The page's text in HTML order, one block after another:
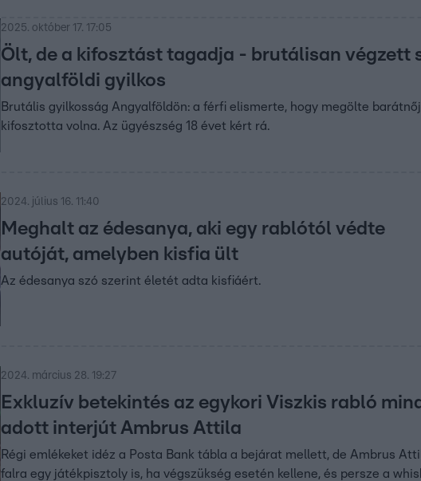
2025. október 17. 17:05
Ölt, de a kifosztást tagadja - brutálisan végzett
angyalföldi gyilkos
Brutális gyilkosság Angyalföldön: a férfi elismerte, hogy megölte
kifosztotta volna. Az ügyészség 18 évet kért rá.
2024. július 16. 11:40
Meghalt az édesanya, aki egy rablótól védte
autóját, amelyben kisfia ült
Az édesanya szó szerint életét adta kisfiáért.
2024. március 28. 19:27
Exkluzív betekintés az egykori Viszkis rabló
adott interjút Ambrus Attila
Régi emlékeket idéz a Posta Bank tábla a bejárat mellett, de Ambrus
falra egy játékpisztoly is, ha végszükség esetén kellene, és persze a